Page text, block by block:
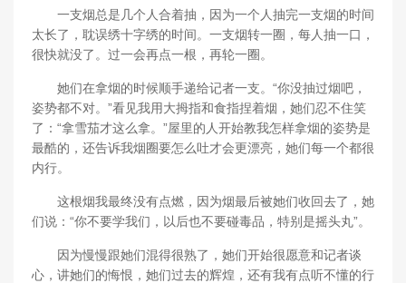
一支烟总是几个人合着抽，因为一个人抽完一支烟的时间
太长了，耽误绣十字绣的时间。一支烟转一圈，每人抽一口，
很快就没了。过一会再点一根，再轮一圈。
她们在拿烟的时候顺手递给记者一支。“你没抽过烟吧，
姿势都不对。”看见我用大拇指和食指捏着烟，她们忍不住笑
了：“拿雪茄才这么拿。”屋里的人开始教我怎样拿烟的姿势是
最酷的，还告诉我烟圈要怎么吐才会更漂亮，她们每一个都很
内行。
这根烟我最终没有点燃，因为烟最后被她们收回去了，她
们说：“你不要学我们，以后也不要碰毒品，特别是摇头丸”。
因为慢慢跟她们混得很熟了，她们开始很愿意和记者谈
心，讲她们的悔恨，她们过去的辉煌，还有我有点听不懂的行